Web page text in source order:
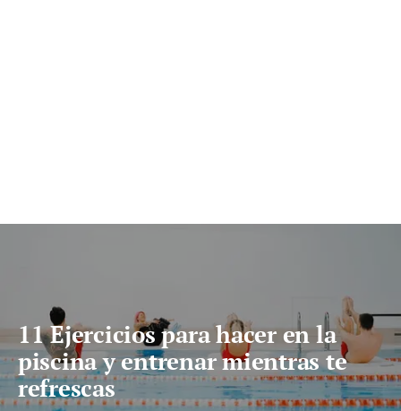
11 Ejercicios para hacer en la
piscina y entrenar mientras te
refrescas